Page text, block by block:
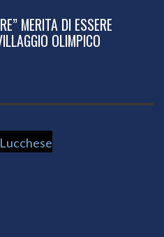
MERITA DI ESSERE
OLIMPICO